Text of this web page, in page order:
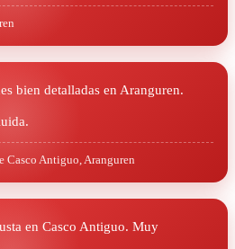
bien detalladas en Aranguren.
Antiguo, Aranguren
en Casco Antiguo. Muy